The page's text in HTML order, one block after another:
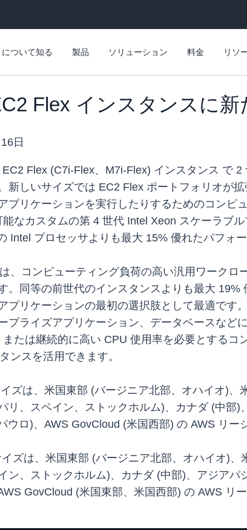
について知る 製品 ソリューション 料金 リソ
Flex インスタンスに
日
Flex (C7i-Flex、M7i-Flex) インスタンス で
新しいサイズでは EC2 Flex ポートフォリオが
プリケーションを実行したりするためのコンピ
なカスタムの第 4 世代 Intel Xeon スケーラブ
Intel プロセッサよりも最大 15% 優れたパフォー
、コンピューティング負荷の高い汎用ワーク
。同等の前世代のインスタンスよりも最大
プリケーションの最初の選択肢として最適で
プライズアプリケーション、データベースな
たは継続的に高い CPU 使用率を必要とする
ンスを活用できます。
ズは、米国東部 (バージニア北部、オハイオ)
リ、スペイン、ストックホルム)、カナダ (中部
ウロ)、AWS GovCloud (米国西部) の AWS リー
ズは、米国東部 (バージニア北部、オハイオ)
ン、ストックホルム)、カナダ (中部)、アジア
GovCloud (米国東部、米国西部) の AWS リ